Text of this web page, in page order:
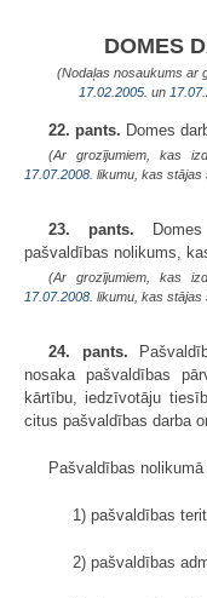
DOMES
(Nodaļas nosaukums ar
17.02.2005. un
22. pants. Domes
(Ar grozījumiem, kas
17.07.2008 . likumu, kas
23. pants.
pašvaldības nolikums,
(Ar grozījumiem, kas
17.07.2008 . likumu, kas
24. pants.
nosaka pašvaldības
kārtību, iedzīvotāju
citus pašvaldības darba
Pašvaldības nolikumā
1) pašvaldības
2) pašvaldības